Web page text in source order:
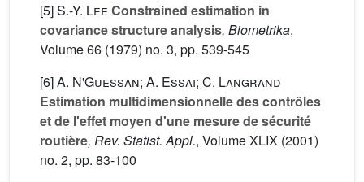
[5]S.-Y. Lee Constrained estimation in
covariance structure analysis, Biometrika,
Volume 66 (1979) no. 3, pp. 539-545
[6]A. N'Guessan; A. Essai; C. Langrand
Estimation multidimensionnelle des contrôles
et de l'effet moyen d'une mesure de sécurité
routière, Rev. Statist. Appl., Volume XLIX (2001)
no. 2, pp. 83-100